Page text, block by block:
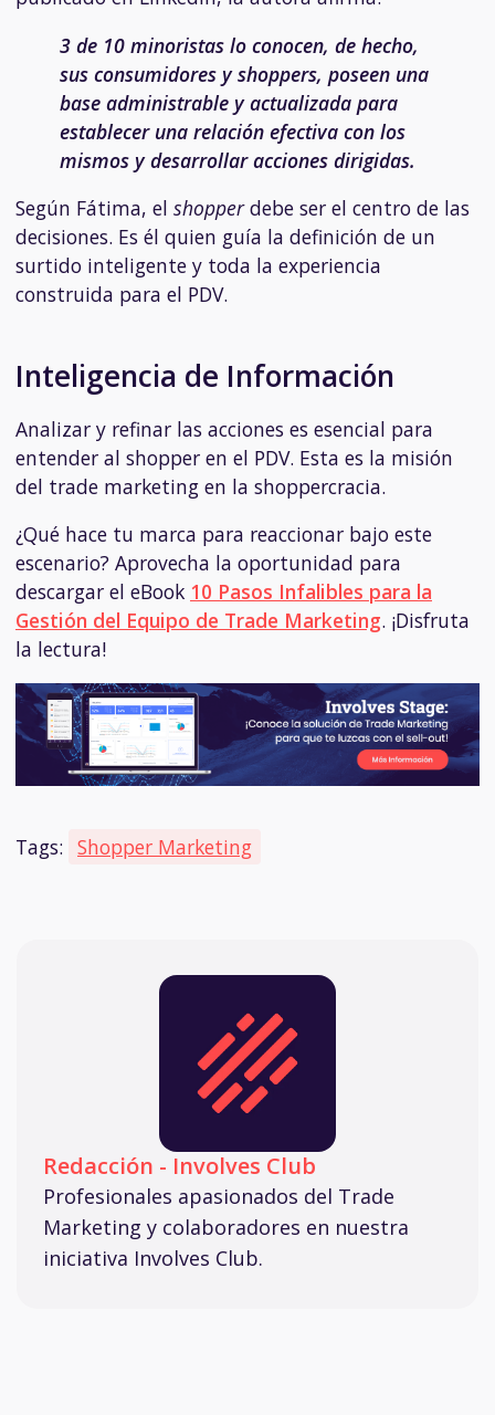
3 de 10 minoristas lo conocen, de hecho,
sus consumidores y shoppers, poseen una
base administrable y actualizada para
establecer una relación efectiva con los
mismos y desarrollar acciones dirigidas.
Según Fátima, el shopperdebe ser el centro de las
decisiones. Es él quien guía la definición de un
surtido inteligente y toda la experiencia
construida para el PDV.
Inteligencia de Información
Analizar y refinar las acciones es esencial para
entender al shopper en el PDV. Esta es la misión
del trade marketing en la shoppercracia.
¿Qué hace tu marca para reaccionar bajo este
escenario? Aprovecha la oportunidad para
descargar el eBook 10 Pasos Infalibles para la
Gestión del Equipo de Trade Marketing. ¡Disfruta
la lectura!
Tags: Shopper Marketing
Redacción - Involves Club
Profesionales apasionados del Trade
Marketing y colaboradores en nuestra
iniciativa Involves Club.